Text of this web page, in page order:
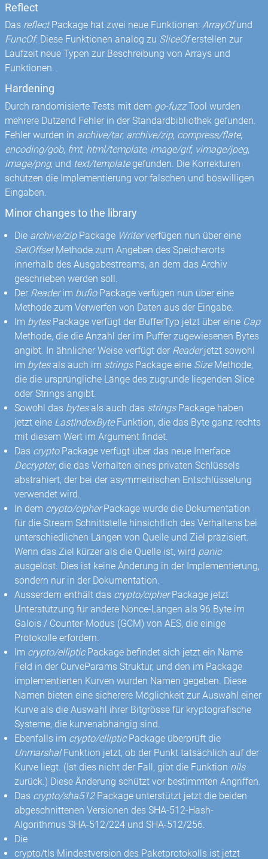
Reflect
Das reflectPackage hat zwei neue Funktionen:ArrayOfund
FuncOf. Diese Funktionen analog zu SliceOferstellen zur
Laufzeit neue Typen zur Beschreibung von Arrays und
Funktionen.
Hardening
Durch randomisierte Tests mit dem go-fuzzTool wurden
mehrere Dutzend Fehler in der Standardbibliothek gefunden.
Fehler wurden in archive/tar, archive/zip, compress/flate,
encoding/gob, fmt, html/template, image/gif, vimage/jpeg,
image/png, und text/templategefunden. Die Korrekturen
schützen die Implementierung vor falschen und böswilligen
Eingaben.
Minor changes to the library
Die archive/zipPackage Writerverfügen nun über eine
SetOffsetMethode zum Angeben des Speicherorts
innerhalb des Ausgabestreams, an dem das Archiv
geschrieben werden soll.
Der Readerim bufioPackage verfügen nun über eine
Methode zum Verwerfen von Daten aus der Eingabe.
Im bytesPackage verfügt der BufferTyp jetzt über eine Cap
Methode, die die Anzahl der im Puffer zugewiesenen Bytes
angibt. In ähnlicher Weise verfügt der Readerjetzt sowohl
im bytesals auch im stringsPackage eine SizeMethode,
die die ursprüngliche Länge des zugrunde liegenden Slice
oder Strings angibt.
Sowohl das bytesals auch das stringsPackage haben
jetzt eine LastIndexByteFunktion, die das Byte ganz rechts
mit diesem Wert im Argument findet.
Das cryptoPackage verfügt über das neue Interface
Decrypter, die das Verhalten eines privaten Schlüssels
abstrahiert, der bei der asymmetrischen Entschlüsselung
verwendet wird.
In dem crypto/cipherPackage wurde die Dokumentation
für die Stream Schnittstelle hinsichtlich des Verhaltens bei
unterschiedlichen Längen von Quelle und Ziel präzisiert.
Wenn das Ziel kürzer als die Quelle ist, wird panic
ausgelöst. Dies ist keine Änderung in der Implementierung,
sondern nur in der Dokumentation.
Ausserdem enthält das crypto/cipherPackage jetzt
Unterstützung für andere Nonce-Längen als 96 Byte im
Galois / Counter-Modus (GCM) von AES, die einige
Protokolle erfordern.
Im crypto/ellipticPackage befindet sich jetzt ein Name
Feld in der CurveParams Struktur, und den im Package
implementierten Kurven wurden Namen gegeben. Diese
Namen bieten eine sicherere Möglichkeit zur Auswahl einer
Kurve als die Auswahl ihrer Bitgrösse für kryptografische
Systeme, die kurvenabhängig sind.
Ebenfalls im crypto/ellipticPackage überprüft die
UnmarshalFunktion jetzt, ob der Punkt tatsächlich auf der
Kurve liegt. (Ist dies nicht der Fall, gibt die Funktion nils
zurück.) Diese Änderung schützt vor bestimmten Angriffen.
Das crypto/sha512Package unterstützt jetzt die beiden
abgeschnittenen Versionen des SHA-512-Hash-
Algorithmus SHA-512/224 und SHA-512/256.
Die
crypto/tls Mindestversion des Paketprotokolls ist jetzt